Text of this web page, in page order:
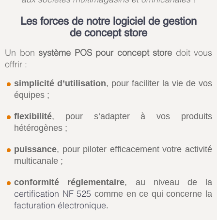
Les forces de notre logiciel de gestion
de concept store
Un bon système POS pour concept store doit vous
offrir :
simplicité d’utilisation, pour faciliter la vie de vos
équipes ;
flexibilité, pour s’adapter à vos produits
hétérogènes ;
puissance, pour piloter efficacement votre activité
multicanale ;
conformité réglementaire, au niveau de la
certification NF 525 comme en ce qui concerne la
facturation électronique.